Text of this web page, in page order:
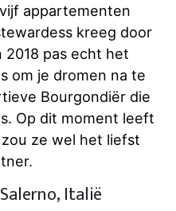
appartementen
kreeg door
pas echt het
om je dromen na te
Bourgondiër die
Op dit moment leeft
ze wel het liefst
Italië